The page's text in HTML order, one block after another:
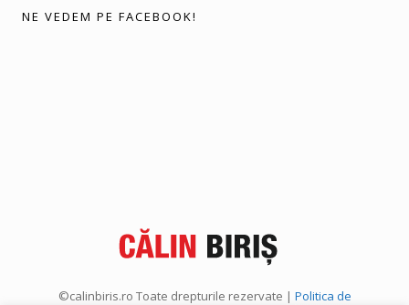
NE VEDEM PE FACEBOOK!
©calinbiris.ro Toate drepturile rezervate | Politica de